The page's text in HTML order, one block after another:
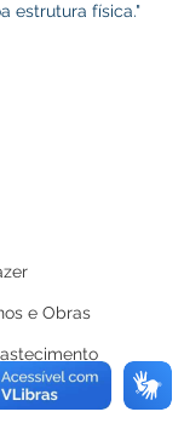
e Obras
estrutura física."